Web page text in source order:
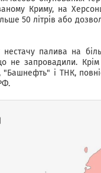
Криму, на
50 літрів або
палива на
не запровадили. Крім
"Башнефть" і ТНК,